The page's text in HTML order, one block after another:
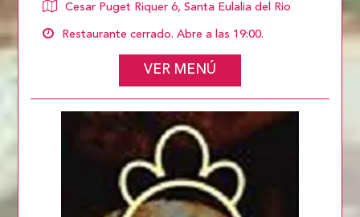
Cesar Puget Riquer 6, Santa Eulalia del Rio
Restaurante cerrado. Abre a las 19:00.
VER MENÚ